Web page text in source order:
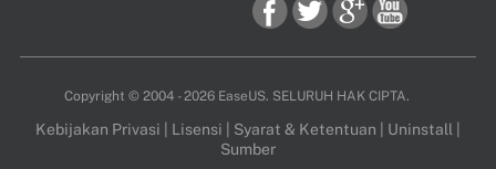
fac twi goo you
Copyright © 2004 - 2026 EaseUS. SELURUH HAK CIPTA.
Kebijakan Privasi | Lisensi | Syarat & Ketentuan | Uninstall |
Sumber